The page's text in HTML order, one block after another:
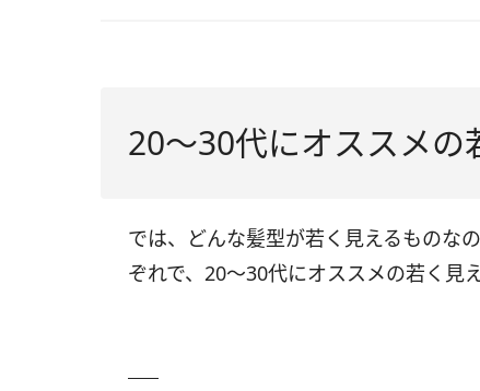
20～30代にオススメの
では、どんな髪型が若く見えるもの
ぞれで、20～30代にオススメの若く見